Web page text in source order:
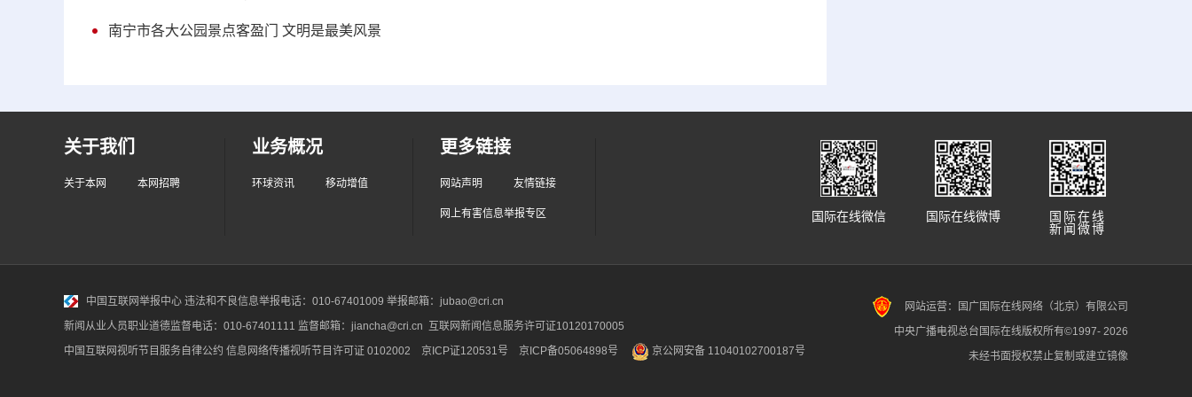
南宁市各大公园景点客盈门 文明是最美风景
关于我们
关于本网 本网招聘
业务概况
环球资讯 移动增值
更多链接
网站声明 友情链接
网上有害信息举报专区
国际在线
新闻微博
国际在线微博
国际在线微信
中国互联网举报中心 违法和不良信息举报电话：010-67401009 举报邮箱：jubao@cri.cn
新闻从业人员职业道德监督电话：010-67401111 监督邮箱：jiancha@cri.cn 互联网新闻信息服务许可证10120170005
中国互联网视听节目服务自律公约 信息网络传播视听节目许可证 0102002 京ICP证120531号 京ICP备05064898号 京公网安备 11040102700187号
网站运营：国广国际在线网络（北京）有限公司
中央广播电视总台国际在线版权所有©1997- 2026
未经书面授权禁止复制或建立镜像